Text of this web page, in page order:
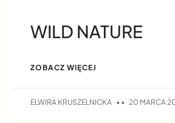
WILD NATURE
ZOBACZ WIĘCEJ
ELWIRA KRUSZELNICKA 20 MARCA